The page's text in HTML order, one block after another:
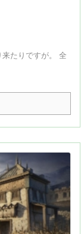
たりですが。 全